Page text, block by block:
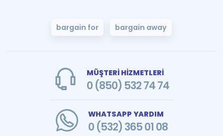
bargain for bargain away
MÜŞTERİ HİZMETLERİ
0 (850) 532 74 74
WHATSAPP YARDIM
0 (532) 365 01 08